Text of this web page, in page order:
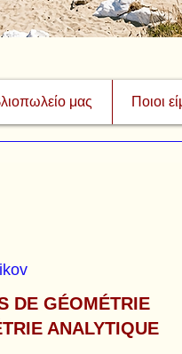
μας Ποιοι
DE GÉOMÉTRIE
ANALYTIQUE